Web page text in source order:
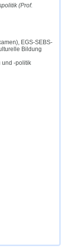
(Prof.
EGS-SEBS-
Bildung
und -politik